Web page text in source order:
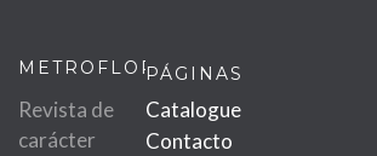
METROFLOR
Revista de
carácter
PÁGINAS
Catalogue
Contacto